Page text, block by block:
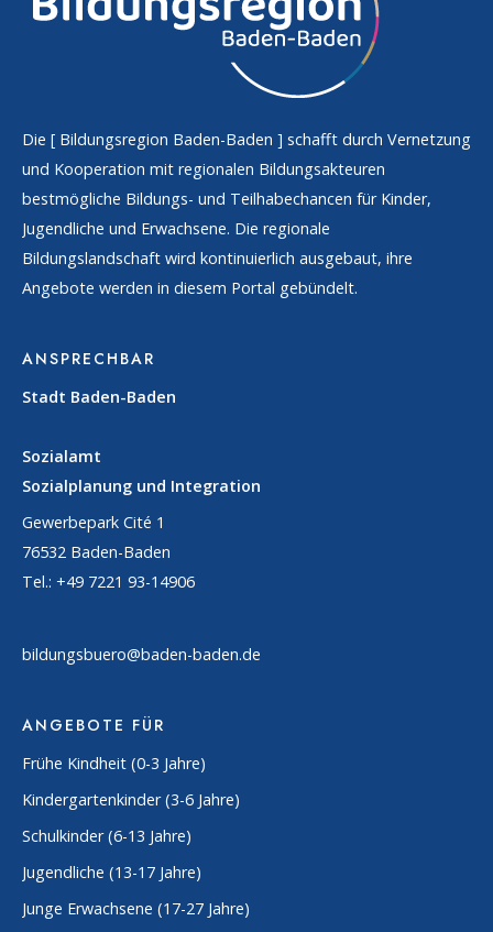
Die [ Bildungsregion Baden-Baden ] schafft durch Vernetzung
und Kooperation mit regionalen Bildungsakteuren
bestmögliche Bildungs- und Teilhabechancen für Kinder,
Jugendliche und Erwachsene. Die regionale
Bildungslandschaft wird kontinuierlich ausgebaut, ihre
Angebote werden in diesem Portal gebündelt.
ANSPRECHBAR
Stadt Baden-Baden
Sozialamt
Sozialplanung und Integration
Gewerbepark Cité 1
76532 Baden-Baden
Tel.: +49 7221 93-14906
bildungsbuero@baden-baden.de
ANGEBOTE FÜR
Frühe Kindheit (0-3 Jahre)
Kindergartenkinder (3-6 Jahre)
Schulkinder (6-13 Jahre)
Jugendliche (13-17 Jahre)
Junge Erwachsene (17-27 Jahre)